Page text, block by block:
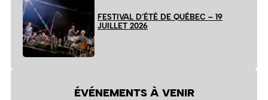
FESTIVAL D’ÉTÉ DE QUÉBEC – 19
JUILLET 2026
ÉVÉNEMENTS À VENIR